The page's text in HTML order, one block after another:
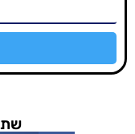
שתפו ועזרו לו